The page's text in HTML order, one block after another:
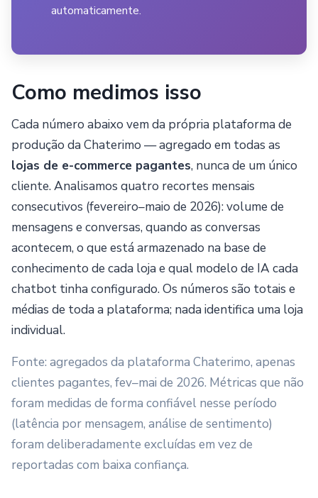
automaticamente.
Como medimos isso
Cada número abaixo vem da própria plataforma de
produção da Chaterimo — agregado em todas as
lojas de e-commerce pagantes, nunca de um único
cliente. Analisamos quatro recortes mensais
consecutivos (fevereiro–maio de 2026): volume de
mensagens e conversas, quando as conversas
acontecem, o que está armazenado na base de
conhecimento de cada loja e qual modelo de IA cada
chatbot tinha configurado. Os números são totais e
médias de toda a plataforma; nada identifica uma loja
individual.
Fonte: agregados da plataforma Chaterimo, apenas
clientes pagantes, fev–mai de 2026. Métricas que não
foram medidas de forma confiável nesse período
(latência por mensagem, análise de sentimento)
foram deliberadamente excluídas em vez de
reportadas com baixa confiança.